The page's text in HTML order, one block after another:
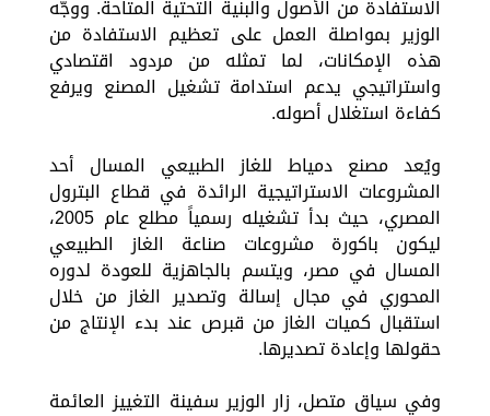
الاستفادة من الأصول والبنية التحتية المتاحة. ووجّه
الوزير بمواصلة العمل على تعظيم الاستفادة من
هذه الإمكانات، لما تمثله من مردود اقتصادي
واستراتيجي يدعم استدامة تشغيل المصنع ويرفع
كفاءة استغلال أصوله.
ويُعد مصنع دمياط للغاز الطبيعي المسال أحد
المشروعات الاستراتيجية الرائدة في قطاع البترول
المصري، حيث بدأ تشغيله رسمياً مطلع عام 2005،
ليكون باكورة مشروعات صناعة الغاز الطبيعي
المسال في مصر، ويتسم بالجاهزية للعودة لدوره
المحوري في مجال إسالة وتصدير الغاز من خلال
استقبال كميات الغاز من قبرص عند بدء الإنتاج من
حقولها وإعادة تصديرها.
وفي سياق متصل، زار الوزير سفينة التغييز العائمة